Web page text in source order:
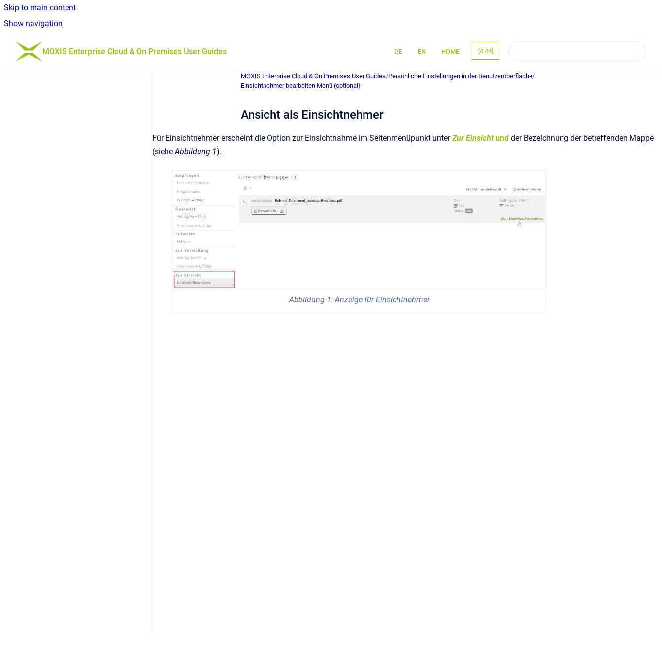
Skip to main content
Show navigation
Go to homepage
MOXIS Enterprise Cloud & On Premises User Guides DE EN HOME [4.44]
MOXIS Enterprise Cloud & On Premises User Guides/Persönliche Einstellungen in der Benutzeroberfläche/
Einsichtnehmer bearbeiten Menü (optional)
Ansicht als Einsichtnehmer
Für Einsichtnehmer erscheint die Option zur Einsichtnahme im Seitenmenüpunkt unterZur Einsichtund der Bezeichnung der betreffenden Mappe
(sieheAbbildung 1).
Abbildung 1: Anzeige für Einsichtnehmer